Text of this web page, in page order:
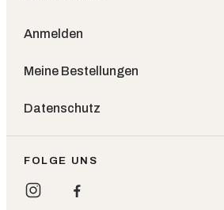
Anmelden
Meine Bestellungen
Datenschutz
FOLGE UNS